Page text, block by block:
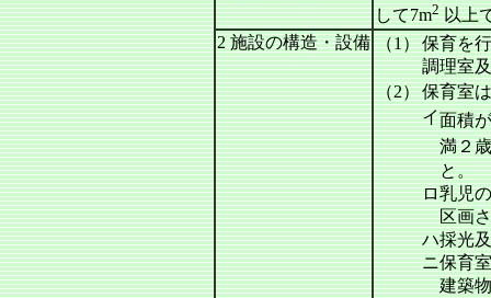
して7m2以上
2 施設の構造・設備 （1）保育を
調理室
（2）保育室
イ面積
満２
と。
ロ乳児
区画
ハ採光
ニ保育
建築